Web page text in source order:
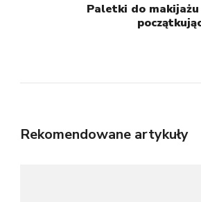
Paletki do
Rekomendowane artykuły